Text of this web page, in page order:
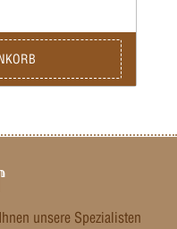
BR • Waffentyp:
Wert: 0,136 •
• Geeignet für:
100 m stehend,
unsere Spezialisten